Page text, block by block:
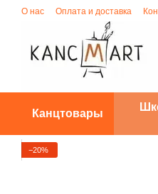
Перейти к основному контенту
О нас Оплата и доставка
Политика конфиденциальности
Канцтовары
−20%